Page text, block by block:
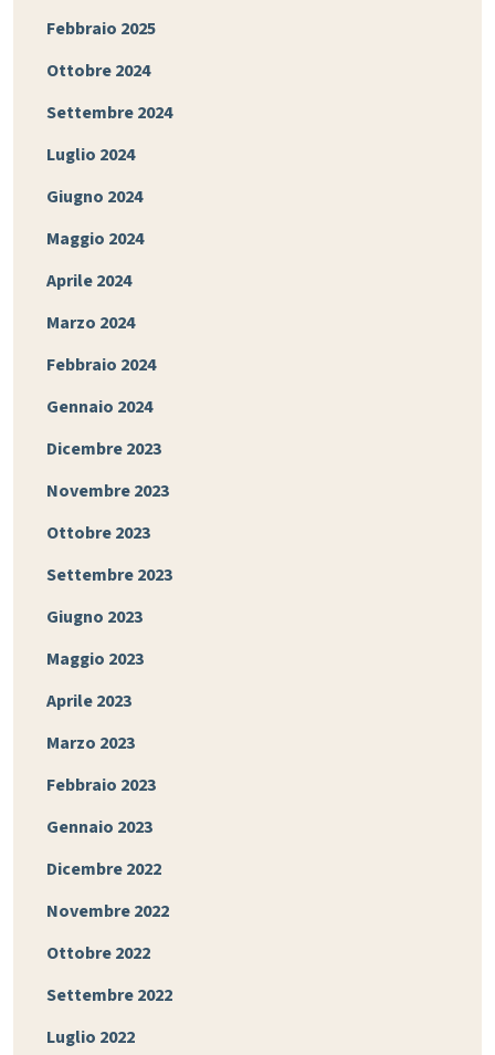
Febbraio 2025
Ottobre 2024
Settembre 2024
Luglio 2024
Giugno 2024
Maggio 2024
Aprile 2024
Marzo 2024
Febbraio 2024
Gennaio 2024
Dicembre 2023
Novembre 2023
Ottobre 2023
Settembre 2023
Giugno 2023
Maggio 2023
Aprile 2023
Marzo 2023
Febbraio 2023
Gennaio 2023
Dicembre 2022
Novembre 2022
Ottobre 2022
Settembre 2022
Luglio 2022